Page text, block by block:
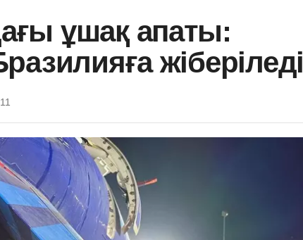
ұшақ апаты:
жіберіледі